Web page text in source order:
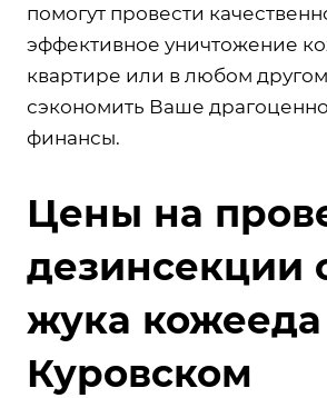
помогут провести
эффективное уничтожение
квартире или в любом
сэкономить Ваше
финансы.
Цены на
дезинсекции
жука кожееда
Куровском